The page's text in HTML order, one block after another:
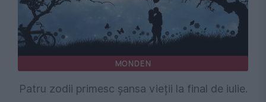
MONDEN
Patru zodii primesc șansa vieții la final de iulie.